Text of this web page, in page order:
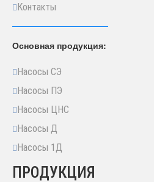
Контакты
Основная продукция:
Насосы СЭ
Насосы ПЭ
Насосы ЦНС
Насосы Д
Насосы 1Д
ПРОДУКЦИЯ